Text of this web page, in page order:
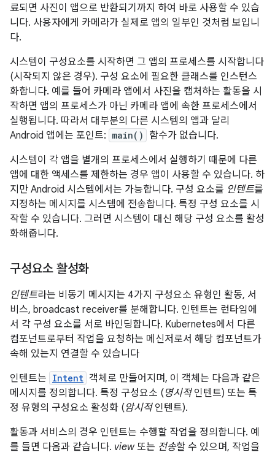
료되면 사진이 앱으로 반환되기까지 하여 바로 사용할 수 있습
니다. 사용자에게 카메라가 실제로 앱의 일부인 것처럼 보입니
다.
시스템이 구성요소를 시작하면 그 앱의 프로세스를 시작합니다
(시작되지 않은 경우). 구성 요소에 필요한 클래스를 인스턴스
화합니다. 예를 들어 카메라 앱에서 사진을 캡처하는 활동을 시
작하면 앱의 프로세스가 아닌 카메라 앱에 속한 프로세스에서
실행됩니다. 따라서 대부분의 다른 시스템의 앱과 달리
Android 앱에는 포인트: main()
함수가 없습니다.
시스템이 각 앱을 별개의 프로세스에서 실행하기 때문에 다른
앱에 대한 액세스를 제한하는 경우 앱이 사용할 수 있습니다. 하
지만 Android 시스템에서는 가능합니다. 구성 요소를 인텐트를
지정하는 메시지를 시스템에 전송합니다. 특정 구성 요소를 시
작할 수 있습니다. 그러면 시스템이 대신 해당 구성 요소를 활성
화해줍니다.
구성요소 활성화
인텐트라는 비동기 메시지는 4가지 구성요소 유형인 활동, 서
비스, broadcast receiver를 분해합니다. 인텐트는 런타임에
서 각 구성 요소를 서로 바인딩합니다. Kubernetes에서 다른
컴포넌트로부터 작업을 요청하는 메신저로서 해당 컴포넌트가
속해 있는지 연결할 수 있습니다
인텐트는 Intent 객체로 만들어지며, 이 객체는 다음과 같은
메시지를 정의합니다. 특정 구성요소 ( 명시적인텐트) 또는 특
정 유형의 구성요소 활성화 (암시적인텐트).
활동과 서비스의 경우 인텐트는 수행할 작업을 정의합니다. 예
를 들면 다음과 같습니다. view또는 전송할 수 있으며, 작업을